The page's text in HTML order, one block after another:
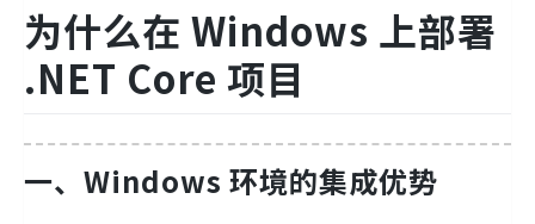
为什么在 Windows 上部署
.NET Core 项目
一、Windows 环境的集成优势